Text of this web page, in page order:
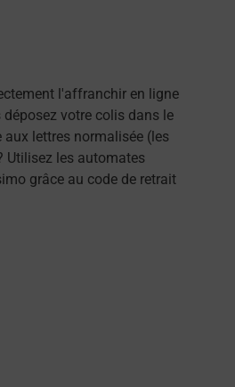
l'affranchir en ligne
votre colis dans le
lettres normalisée (les
Utilisez les automates
grâce au code de retrait